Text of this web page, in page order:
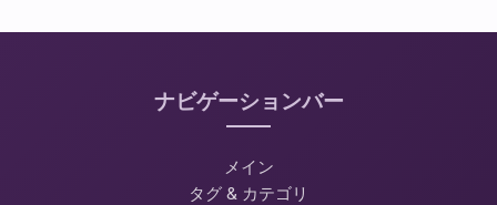
ナビゲーションバー
メイン
タグ & カテゴリ